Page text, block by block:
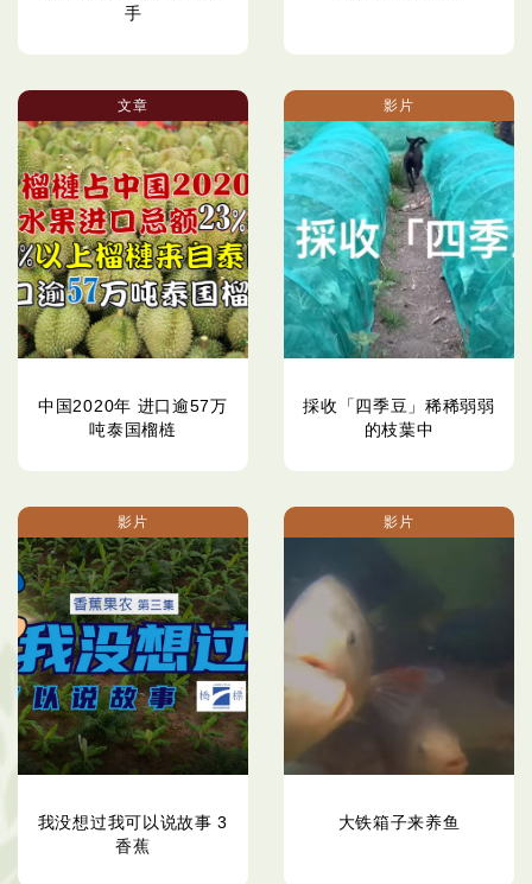
手
文章
中国2020年 进口逾57万
吨泰国榴梿
影片
採收「四季豆」稀稀弱弱
的枝葉中
影片
我没想过我可以说故事 3
香蕉
影片
大铁箱子来养鱼